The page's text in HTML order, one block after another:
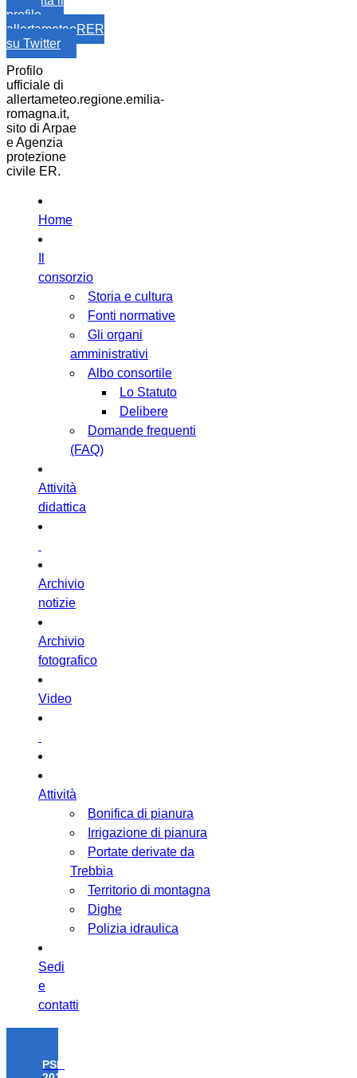
profilo
allertameteoRER
su Twitter
Profilo
ufficiale di
allertameteo.regione.emilia-
romagna.it,
sito di Arpae
e Agenzia
protezione
civile ER.
Home
consorzio
Storia e cultura
Fonti normative
Gli organi
amministrativi
Albo consortile
Lo Statuto
Delibere
Domande frequenti
(FAQ)
Attività
didattica
Archivio
notizie
Archivio
fotografico
Video
Attività
Bonifica di pianura
Irrigazione di pianura
Portate derivate da
Trebbia
Territorio di montagna
Dighe
Polizia idraulica
Sedi
e
contatti
PSR